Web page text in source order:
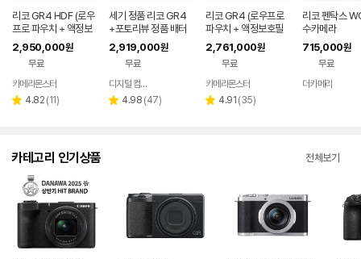
리코 GR4 HDF (로우
프로 파우치 + 액정보
호필름+ 리더기 포함)
2,950,000원
무료
카메라몬스터
별 4.82 리
(11)
세기 정품 리코 GR4
+포토리뷰 정품 배터
리 (세기몰 정품보유)
2,919,000원
무료
페이
디지털 컴온탑
별 4.98 리
(47)
리코 GR4 (로우프로
파우치 + 액정보호필
름+ 리더기 포함)
2,761,000원
무료
페이
카메라몬스터
별 4.91 리
(35)
리코 펜탁스
수카메라
715,000원
무료
더카메라
카테고리 인기상품 전체보기